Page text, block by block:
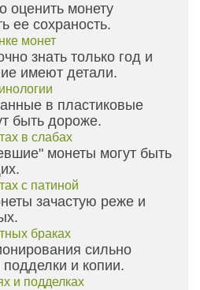
оценить монету
ее сохраность.
монет
знать только год и
имеют детали.
в пластиковые
быть дороже.
в слабах
монеты могут быть
с патиной
зачастую реже и
браках
сильно
и копии.
и подделках